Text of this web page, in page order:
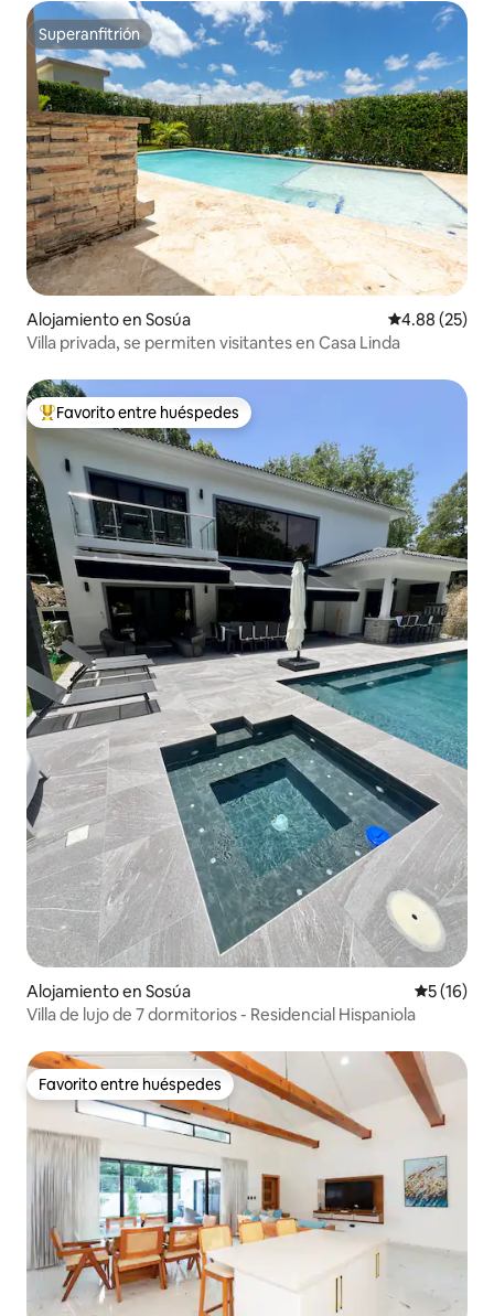
Superanfitrión
Superanfitrión
Alojamiento en Sosúa Calificación
4.88 (25)
Villa privada, se permiten visitantes en Casa Linda
Favorito entre huéspedes preferido
Favorito entre huéspedes
Alojamiento en Sosúa
5 (16)
Villa de lujo de 7 dormitorios - Residencial Hispaniola
Favorito entre huéspedes
Favorito entre huéspedes